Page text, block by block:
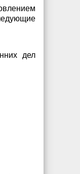
дел